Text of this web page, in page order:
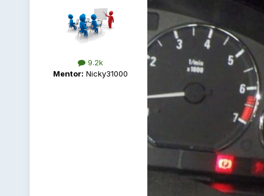
9.2k
Mentor: Nicky31000